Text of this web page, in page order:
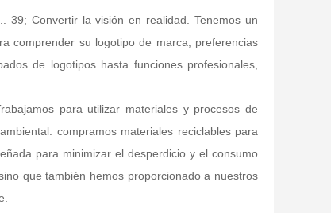
39; Convertir la visión en realidad. Tenemos un
comprender su logotipo de marca, preferencias
de logotipos hasta funciones profesionales,
para utilizar materiales y procesos de
compramos materiales reciclables para
para minimizar el desperdicio y el consumo
que también hemos proporcionado a nuestros